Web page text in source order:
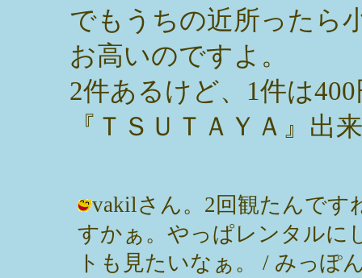
でもうちの近所ったら
お高いのですよ。
2件あるけど、1件は
『ＴＳＵＴＡＹＡ』出
vakilさん。2回観たんです
すかぁ。やっぱレンタルに
トも見たいなぁ。 / みっぽ